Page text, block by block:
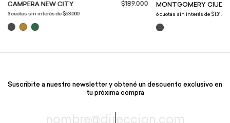
CAMPERA NEW CITY $189.000
3cuotas sin interés de$63.000
MONTGOMERY
6 cuotas sin interés de
Suscribite a nuestro newsletter y obtené un descuento exclusivo en
tu próxima compra